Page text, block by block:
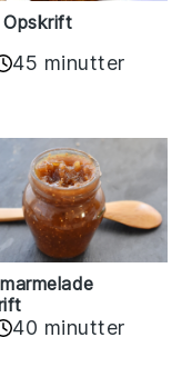
45 minutter
40 minutter